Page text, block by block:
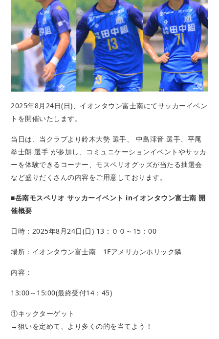
2025年8月24日(日)、イオンタウン富士南にてサッカーイベン
トを開催いたします。
当日は、当クラブより鈴木大勢 選手、 中島澪音 選手、平尾
拳士朗 選手 が参加し、コミュニケーションイベントやサッカ
ーを体験できるコーナー、モスペリオグッズが当たる抽選会
など盛りだくさんの内容をご用意しております。
■岳南モスペリオ サッカーイベント inイオンタウン富士南 開
催概要
日時：2025年8月24日(日) 13：００～15：00
場所：イオンタウン富士南 1Fアメリカンホリック隣
内容：
13:00～15:00(最終受付14：45)
①キックターゲット
→狙いを定めて、より多くの的を当てよう！